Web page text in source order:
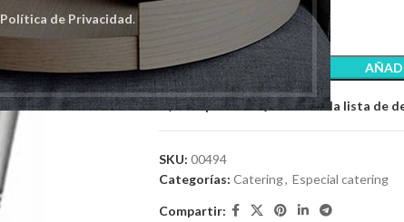
Política de Privacidad.
Comparar Añadir a la lista de
SKU: 00494
Categorías: Catering, Especial catering
Compartir: